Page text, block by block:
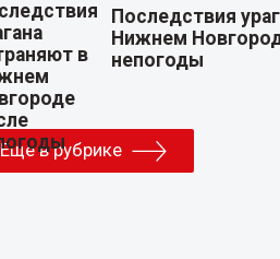
Последствия
Нижнем
непогоды
Еще в рубрике